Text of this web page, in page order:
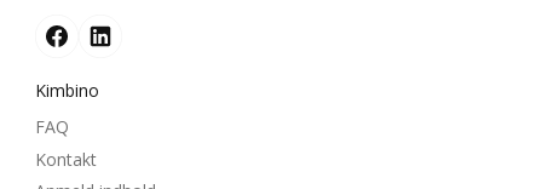
Kimbino
FAQ
Kontakt